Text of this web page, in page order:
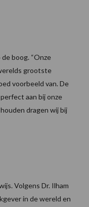
boog. “Onze
grootste
voorbeeld van. De
aan bij onze
dragen wij bij
Volgens Dr. Ilham
in de wereld en